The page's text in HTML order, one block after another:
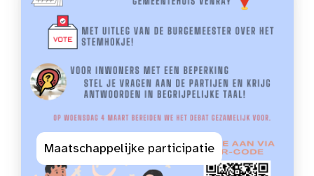
Maatschappelijke participatie